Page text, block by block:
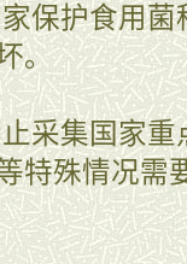
保护食用
。
采集国家
特殊情况需